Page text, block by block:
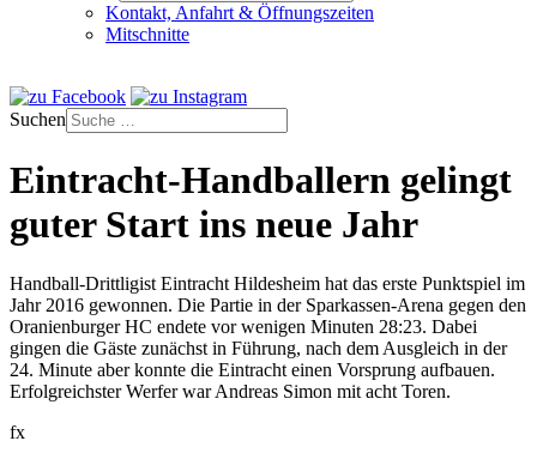
Kontakt, Anfahrt & Öffnungszeiten
Mitschnitte
Suchen
Eintracht-Handballern gelingt
guter Start ins neue Jahr
Handball-Drittligist Eintracht Hildesheim hat das erste Punktspiel im
Jahr 2016 gewonnen. Die Partie in der Sparkassen-Arena gegen den
Oranienburger HC endete vor wenigen Minuten 28:23. Dabei
gingen die Gäste zunächst in Führung, nach dem Ausgleich in der
24. Minute aber konnte die Eintracht einen Vorsprung aufbauen.
Erfolgreichster Werfer war Andreas Simon mit acht Toren.
fx